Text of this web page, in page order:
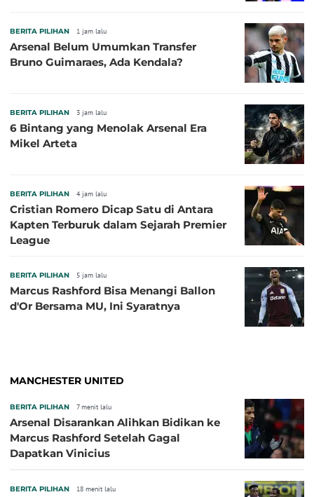
BERITA PILIHAN 1 jam lalu
Arsenal Belum Umumkan Transfer
Bruno Guimaraes, Ada Kendala?
BERITA PILIHAN 3 jam lalu
6 Bintang yang Menolak Arsenal Era
Mikel Arteta
BERITA PILIHAN 4 jam lalu
Cristian Romero Dicap Satu di Antara
Kapten Terburuk dalam Sejarah Premier
League
BERITA PILIHAN 5 jam lalu
Marcus Rashford Bisa Menangi Ballon
d'Or Bersama MU, Ini Syaratnya
MANCHESTER UNITED
BERITA PILIHAN 7 menit lalu
Arsenal Disarankan Alihkan Bidikan ke
Marcus Rashford Setelah Gagal
Dapatkan Vinicius
BERITA PILIHAN 18 menit lalu